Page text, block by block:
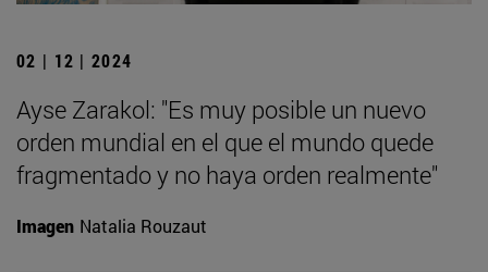
02 | 12 | 2024
Ayse Zarakol: "Es muy posible un nuevo
orden mundial en el que el mundo quede
fragmentado y no haya orden realmente"
Imagen Natalia Rouzaut